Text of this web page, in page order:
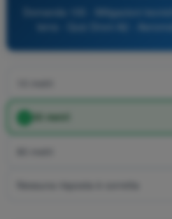
Domanda 155 - Mitigazioni
terra - Quiz Droni A2 -
30 metri